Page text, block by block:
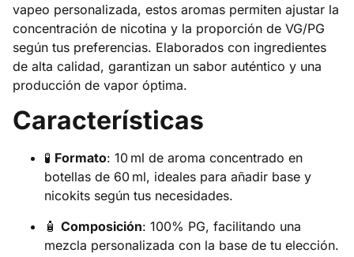
vapeo personalizada, estos aromas permiten ajustar la
concentración de nicotina y la proporción de VG/PG
según tus preferencias. Elaborados con ingredientes
de alta calidad, garantizan un sabor auténtico y una
producción de vapor óptima.
Características
🧪 Formato: 10 ml de aroma concentrado en
botellas de 60 ml, ideales para añadir base y
nicokits según tus necesidades.
🧴 Composición: 100% PG, facilitando una
mezcla personalizada con la base de tu elección.